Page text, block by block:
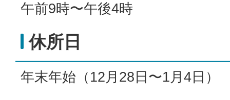
午前9時〜午後4時
休所日
年末年始（12月28日〜1月4日）